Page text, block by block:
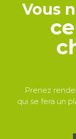
Vous
Prenez
qui se fera un